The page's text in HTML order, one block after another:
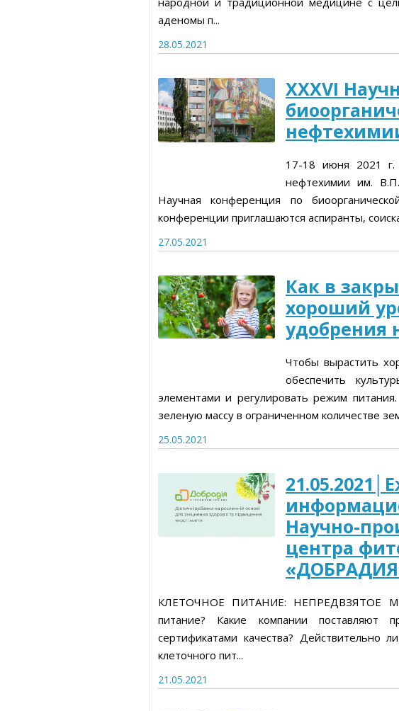
Статьи о товарах и услугах
Статьи об измерительных
приборах
Пресс-релизы, пост-релизы
Видеоновости
аденомы п...
28.05.2021
ХХXVI
17-18 июня 2021 г.
нефтехимии им.
Научная конференция по
конференции приглашаются аспиранты,
27.05.2021
Как в
хороший
удобрения
Чтобы вырастить
обеспечить
элементами и регулировать режим
зеленую массу в ограниченном количестве
25.05.2021
Научно-
центра
КЛЕТОЧНОЕ ПИТАНИЕ: НЕПРЕДВЗЯТОЕ
питание? Какие компании поставляют
сертификатами качества? Действительно
клеточного пит...
21.05.2021
Статьи об измерительных приборах